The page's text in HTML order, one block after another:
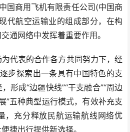
商用飞机有限责任公司(中国商
代航空运输业的组成部分，在构
通网络中发挥着重要作用。
表的合作各方共同努力下，经
步探索出一条具有中国特色的支
形成“边疆快线”“干支融合”“周边
”五种典型运行模式，有效补充支
，充分释放民航运输航线网络优
捷出行提供新选择。